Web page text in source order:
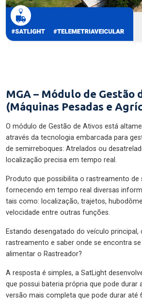
MGA – Módulo de Gestão
(Máquinas Pesadas e
O módulo de Gestão de Ativos está
através da tecnologia embarcada para
de semirreboques: Atrelados ou
localização precisa em tempo real.
Produto que possibilita o rastreamento de
fornecendo em tempo real diversas
tais como: localização, trajetos,
velocidade entre outras funções.
Estando desengatado do veículo
rastreamento e saber onde se encontra
alimentar o Rastreador?
A resposta é simples, a SatLight
que possui bateria própria que pode durar
versão mais completa que pode durar até